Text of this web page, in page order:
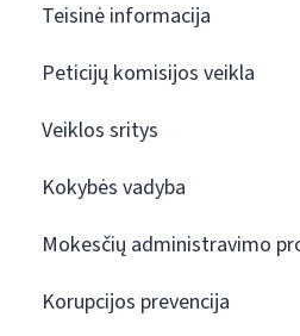
Teisinė informacija
Peticijų komisijos veikla
Veiklos sritys
Kokybės vadyba
Mokesčių administravimo
Korupcijos prevencija